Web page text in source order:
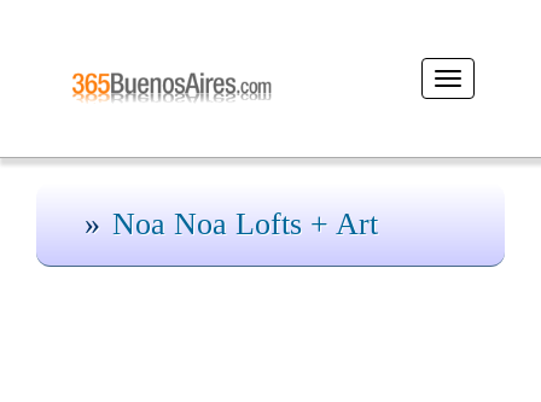
Desplegar
navegación
Noa Noa Lofts + Art